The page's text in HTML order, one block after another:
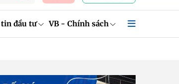
đầu tư VB - Chính sách